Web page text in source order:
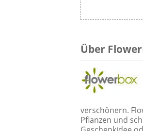
Über
verschönern.
Pflanzen und